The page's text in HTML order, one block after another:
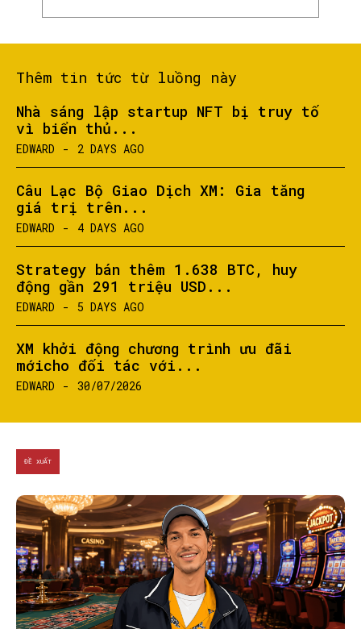
Thêm tin tức từ luồng này
Nhà sáng lập startup NFT bị truy tố
vì biển thủ...
EDWARD - 2 DAYS AGO
Câu Lạc Bộ Giao Dịch XM: Gia tăng
giá trị trên...
EDWARD - 4 DAYS AGO
Strategy bán thêm 1.638 BTC, huy
động gần 291 triệu USD...
EDWARD - 5 DAYS AGO
XM khởi động chương trình ưu đãi
mớicho đối tác với...
EDWARD - 30/07/2026
ĐỀ XUẤT